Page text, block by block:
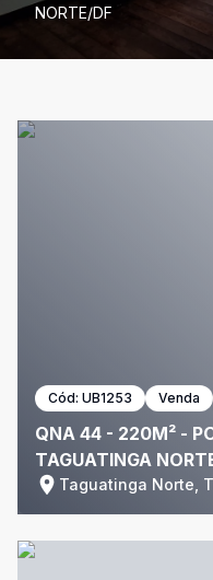
NORTE/DF
Cód: UB1253 Venda
QNA 44 - 220M² -
TAGUATINGA
Taguatinga Norte,